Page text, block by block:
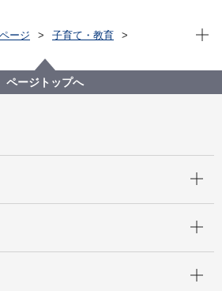
ージ
子育て・教育
家庭自立支援教育訓練給付金
現在
ページトップへ